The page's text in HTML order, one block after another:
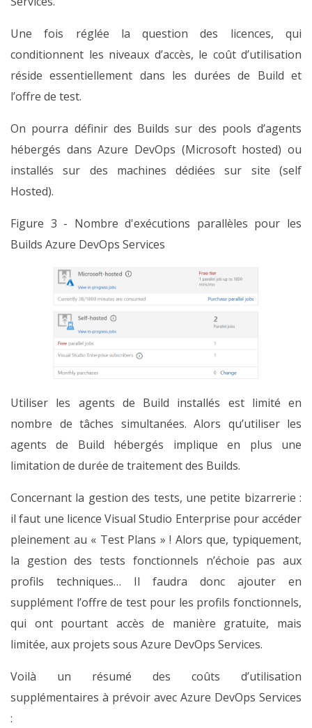
Une fois réglée la question des licences, qui
conditionnent les niveaux d’accès, le coût d’utilisation
réside essentiellement dans les durées de Build et
l’offre de test.
On pourra définir des Builds sur des pools d’agents
hébergés dans Azure DevOps (Microsoft hosted) ou
installés sur des machines dédiées sur site (self
Hosted).
Figure 3 - Nombre d'exécutions parallèles pour les
Builds Azure DevOps Services
Utiliser les agents de Build installés est limité en
nombre de tâches simultanées. Alors qu’utiliser les
agents de Build hébergés implique en plus une
limitation de durée de traitement des Builds.
Concernant la gestion des tests, une petite bizarrerie :
il faut une licence Visual Studio Enterprise pour accéder
pleinement au « Test Plans » ! Alors que, typiquement,
la gestion des tests fonctionnels n’échoie pas aux
profils techniques… Il faudra donc ajouter en
supplément l’offre de test pour les profils fonctionnels,
qui ont pourtant accès de manière gratuite, mais
limitée, aux projets sous Azure DevOps Services.
Voilà un résumé des coûts d’utilisation
supplémentaires à prévoir avec Azure DevOps Services
: